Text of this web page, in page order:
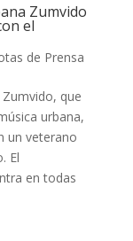
Zumvido
el
de Prensa
que
urbana,
un veterano
El
en todas